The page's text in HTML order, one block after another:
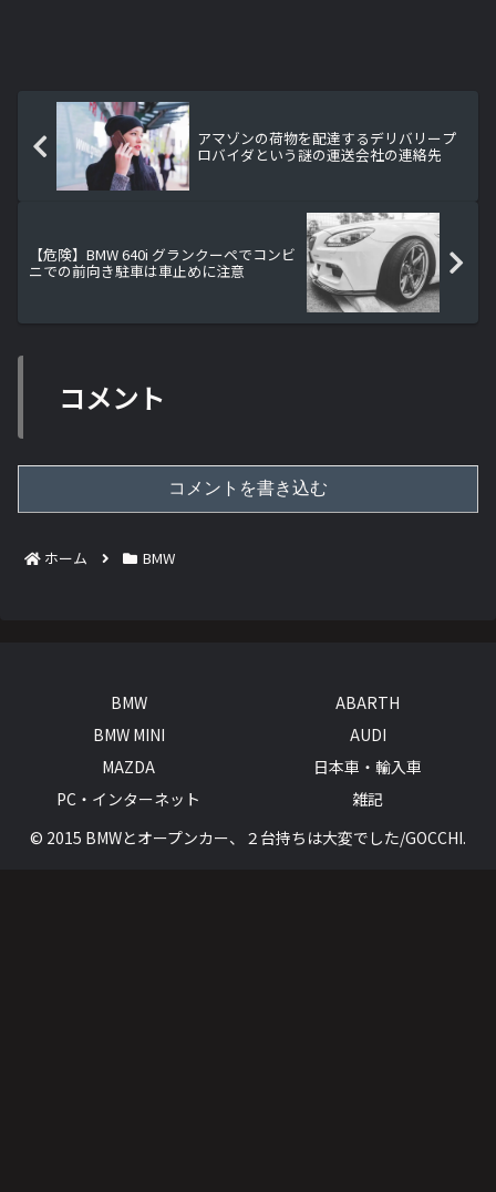
アマゾンの荷物を配達するデリバリープ
ロバイダという謎の運送会社の連絡先
【危険】BMW 640i グランクーペでコンビ
ニでの前向き駐車は車止めに注意
コメント
コメントを書き込む
ホーム BMW
BMW
ABARTH
BMW MINI
AUDI
MAZDA
日本車・輸入車
PC・インターネット
雑記
© 2015 BMWとオープンカー、２台持ちは大変でした/GOCCHI.